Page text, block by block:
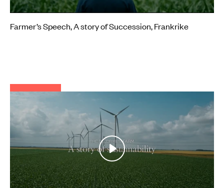
Mute Settings
Farmer’s Speech, A story of Succession, Frankrike
Play